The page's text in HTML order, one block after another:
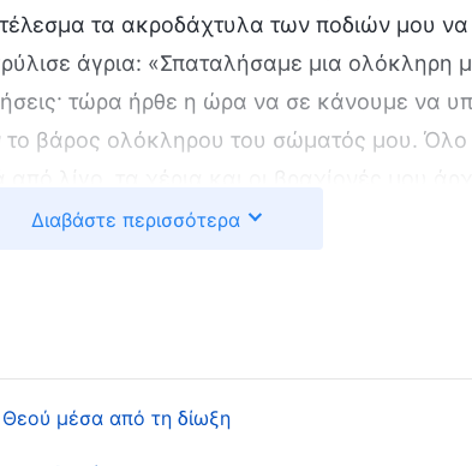
τα ακροδάχτυλα των ποδιών μου
άγρια: «Σπαταλήσαμε μια ολόκληρη
τώρα ήρθε η ώρα να σε κάνουμε να
το βάρος ολόκληρου του σώματός μου.
σιγά-σιγά. Ούρλιαζα από τον πόνο.
ημών εργάζεται εις ημάς καθ’
τους νόημα. Σήμερα, γνωρίζετε πολύ καλά
Διαβάστε περισσότερα
Θεού μέσα από τη δίωξη